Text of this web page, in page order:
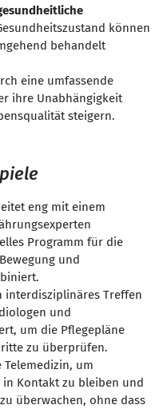
können
behandelt
eine umfassende
ihre Unabhängigkeit
steigern.
eng mit einem
Programm für die
und
Treffen
und
um die Pflegepläne
zu überprüfen.
Telemedizin, um
Kontakt zu bleiben und
überwachen, ohne dass